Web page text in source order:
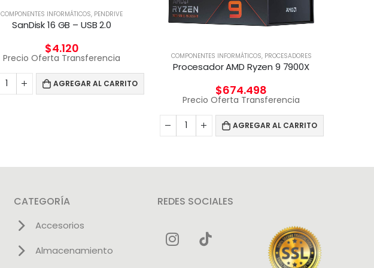
COMPONENTES INFORMÁTICOS, PENDRIVE
SanDisk 16 GB – USB 2.0
$4.120
Precio Oferta Transferencia
AGREGAR AL CARRITO
COMPONENTES INFORMÁTICOS, PROCESADORES
Procesador AMD Ryzen 9 7900X
$674.498
Precio Oferta Transferencia
AGREGAR AL CARRITO
CATEGORÍA
Accesorios
Almacenamiento
REDES SOCIALES